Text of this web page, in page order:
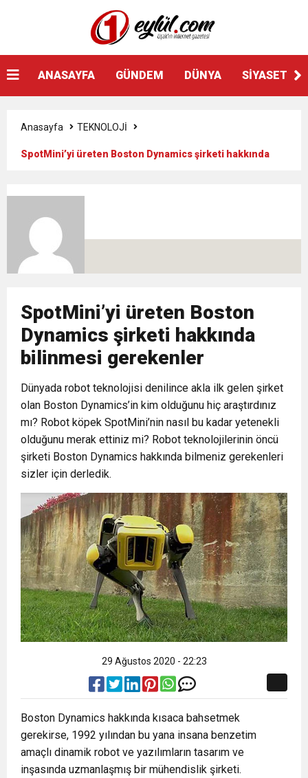
ANASAYFA GÜNDEM DÜNYA SİYASET
Anasayfa TEKNOLOJİ
SpotMini’yi üreten Boston Dynamics şirketi hakkında
SpotMini’yi üreten Boston
Dynamics şirketi hakkında
bilinmesi gerekenler
Dünyada robot teknolojisi denilince akla ilk gelen şirket
olan Boston Dynamics’in kim olduğunu hiç araştırdınız
mı? Robot köpek SpotMini’nin nasıl bu kadar yetenekli
olduğunu merak ettiniz mi? Robot teknolojilerinin öncü
şirketi Boston Dynamics hakkında bilmeniz gerekenleri
sizler için derledik.
29 Ağustos 2020 - 22:23
Boston Dynamics hakkında kısaca bahsetmek
gerekirse, 1992 yılından bu yana insana benzetim
amaçlı dinamik robot ve yazılımların tasarım ve
inşasında uzmanlaşmış bir mühendislik şirketi.